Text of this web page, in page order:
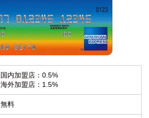
国内加盟店：0.5%
海外加盟店：1.5%
無料